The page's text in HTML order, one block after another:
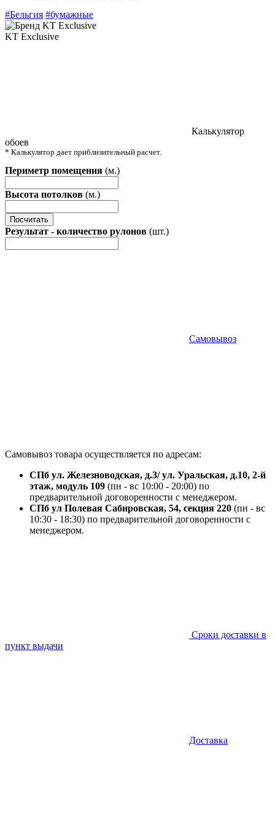
#Бельгия #бумажные
KT Exclusive
Калькулятор
обоев
* Калькулятор дает приблизительный расчет.
Периметр помещения (м.)
Высота потолков (м.)
Посчитать
Результат - количество рулонов (шт.)
Самовывоз
Самовывоз товара осуществляется по адресам:
СПб ул. Железноводская, д.3/ ул. Уральская, д.10, 2-й
этаж, модуль 109 (пн - вс 10:00 - 20:00) по
предварительной договоренности с менеджером.
СПб ул Полевая Сабировская, 54, секция 220 (пн - вс
10:30 - 18:30) по предварительной договоренности с
менеджером.
Сроки доставки в
пункт выдачи
Доставка